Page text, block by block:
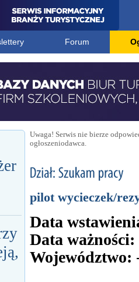
Forum
Uwaga! Serwis nie bierze
ogłoszeniodawca.
pilot wycieczek/
Data
Data ważności:
Województwo: